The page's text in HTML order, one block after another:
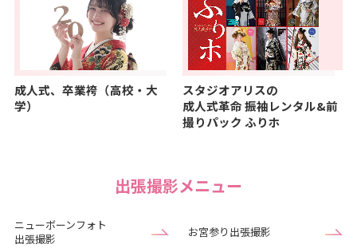
成人式、卒業袴（高校・大
学）
スタジオアリスの
成人式革命振袖レンタル&前
撮りパック ふりホ
出張撮影メニュー
ニューボーンフォト
出張撮影
お宮参り出張撮影